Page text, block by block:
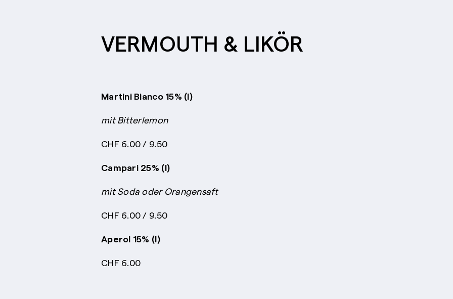
VERMOUTH & LIKÖR
Martini Bianco 15% (I)
mit Bitterlemon
CHF 6.00 / 9.50
Campari 25% (I)
mit Soda oder Orangensaft
CHF 6.00 / 9.50
Aperol 15% (I)
CHF 6.00